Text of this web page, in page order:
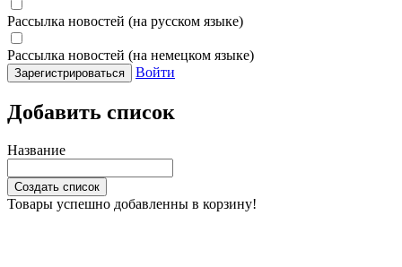
Рассылка новостей (на русском языке)
Рассылка новостей (на немецком языке)
Зарегистрироваться Войти
Добавить список
Название
Создать список
Товары успешно добавленны в корзину!